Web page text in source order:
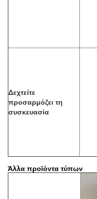
Δεχτείτε
προσαρμόζει τη
συσκευασία
Άλλα προϊόντα τύπων